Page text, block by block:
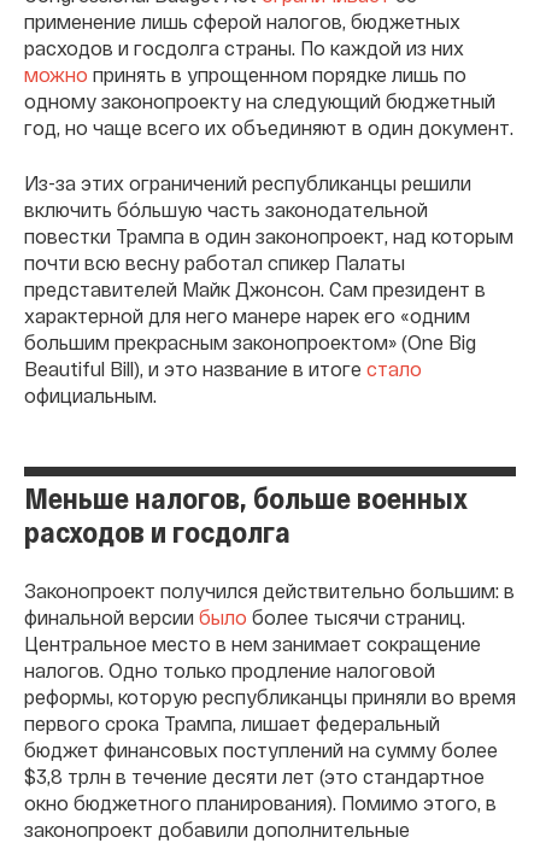
применение лишь сферой налогов, бюджетных
расходов и госдолга страны. По каждой из них
можно принять в упрощенном порядке лишь по
одному законопроекту на следующий бюджетный
год, но чаще всего их объединяют в один документ.
Из-за этих ограничений республиканцы решили
включить бóльшую часть законодательной
повестки Трампа в один законопроект, над которым
почти всю весну работал спикер Палаты
представителей Майк Джонсон. Сам президент в
характерной для него манере нарек его «одним
большим прекрасным законопроектом» (One Big
Beautiful Bill), и это название в итоге стало
официальным.
Меньше налогов, больше военных
расходов и госдолга
Законопроект получился действительно большим: в
финальной версии было более тысячи страниц.
Центральное место в нем занимает сокращение
налогов. Одно только продление налоговой
реформы, которую республиканцы приняли во время
первого срока Трампа, лишает федеральный
бюджет финансовых поступлений на сумму более
$3,8 трлн в течение десяти лет (это стандартное
окно бюджетного планирования). Помимо этого, в
законопроект добавили дополнительные